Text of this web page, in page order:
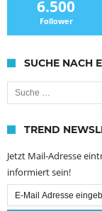
6.500
Follower
SUCHE NACH
Suche nach:
TREND
Jetzt Mail-Adresse
informiert sein!
Email
Subscription